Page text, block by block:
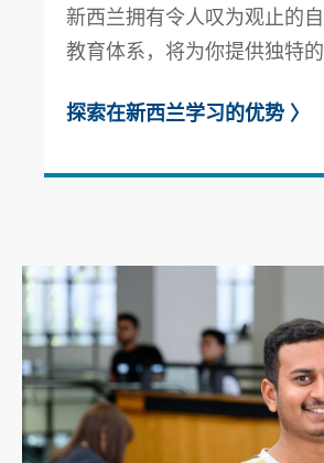
新西兰拥有令人叹为观止的
教育体系，将为你提供独特
探索在新西兰学习的优势 〉